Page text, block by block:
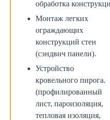
обработка
Монтаж легких
ограждающих
конструкций стен
(сэндвич панели).
Устройство
кровельного пирога.
(профилированный
лист, пароизоляция,
тепловая изоляция,